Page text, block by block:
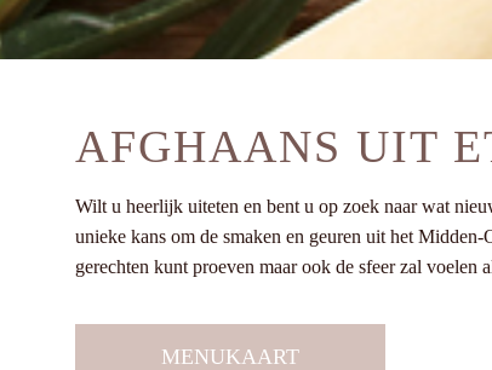
AFGHAANS UIT
Wilt u heerlijk uiteten en bent u op zoek naar wat
unieke kans om de smaken en geuren uit het
gerechten kunt proeven maar ook de sfeer zal voelen
MENUKAART